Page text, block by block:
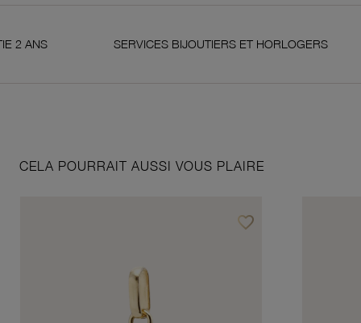
SERVICES BIJOUTIERS ET HORLOGERS
CELA POURRAIT AUSSI VOUS PLAIRE
favorite_borderAjouter à vos favoris